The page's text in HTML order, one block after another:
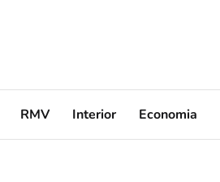
RMV Interior Economia